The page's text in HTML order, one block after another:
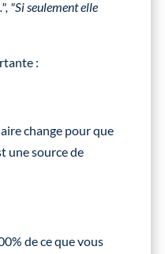
"Si seulement elle
:
change pour que
une source de
de ce que vous